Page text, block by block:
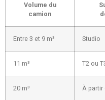
Volume du
camion
Entre 3 et 9 m³ Studio
11 m³ T2 ou
20 m³ À partir